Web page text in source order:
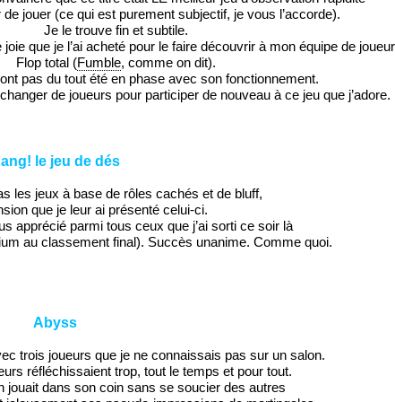
de jouer (ce qui est purement subjectif, je vous l’accorde).
Je le trouve fin et subtile.
que je l’ai acheté pour le faire découvrir à mon équipe de
Flop total (Fumble, comme on dit).
pas du tout été en phase avec son fonctionnement.
de joueurs pour participer de nouveau à ce jeu que j’adore.
le jeu de dés
les jeux à base de rôles cachés et de bluff,
que je leur ai présenté celui-ci.
apprécié parmi tous ceux que j’ai sorti ce soir là
au classement final). Succès unanime. Comme quoi.
Abyss
trois joueurs que je ne connaissais pas sur un salon.
réfléchissaient trop, tout le temps et pour tout.
jouait dans son coin sans se soucier des autres